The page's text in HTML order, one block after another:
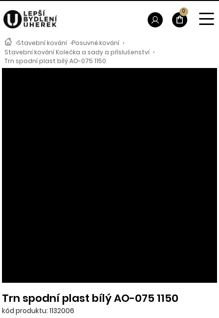
›Stavební kování ›Posuvné kování ›
Stavební kování Kolečka a sady a příslušenství ›
Trn spodní plast bílý AO-075 1150
Trn spodní plast bílý AO-075 1150
kód produktu: 1132006
0